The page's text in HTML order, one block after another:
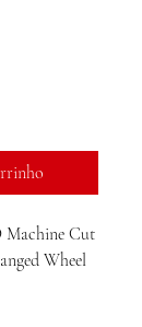
Machine Cut
Wheel